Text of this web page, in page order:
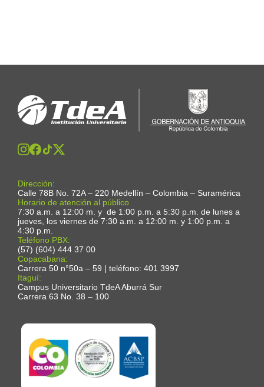
Dirección:
Calle 78B No. 72A – 220 Medellín – Colombia – Suramérica
Horario de atención al público
7:30 a.m. a 12:00 m. y de 1:00 p.m. a 5:30 p.m. de lunes a
jueves, los viernes de 7:30 a.m. a 12:00 m. y 1:00 p.m. a
4:30 p.m.
Teléfono PBX:
(57) (604) 444 37 00
Copacabana:
Carrera 50 n°50a – 59 | teléfono: 401 3997
Itaguí:
Campus Universitario TdeA Aburrá Sur
Carrera 63 No. 38 – 100